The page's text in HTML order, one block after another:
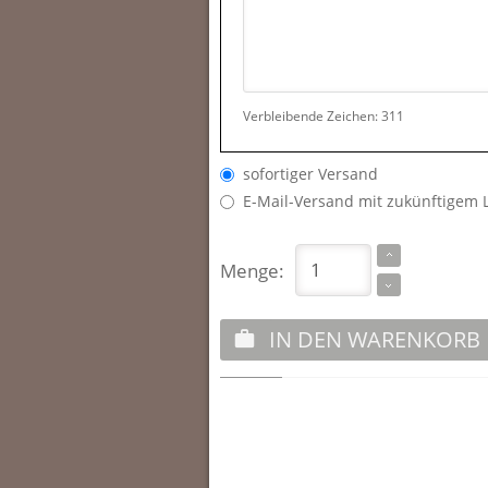
Verbleibende Zeichen: 311
sofortiger Versand
E-Mail-Versand mit zukünftigem
Menge:
IN DEN WARENKORB